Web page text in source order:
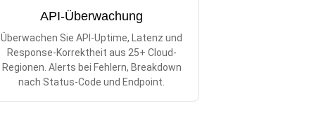
API-Überwachung
Überwachen Sie API-Uptime, Latenz und
Response-Korrektheit aus 25+ Cloud-
Regionen. Alerts bei Fehlern, Breakdown
nach Status-Code und Endpoint.